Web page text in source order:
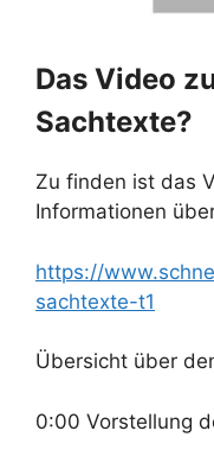
Das Video
Sachtexte?
Zu finden ist das
Informationen
https://
sachtexte-t1
Übersicht über
0:00 Vorstellung